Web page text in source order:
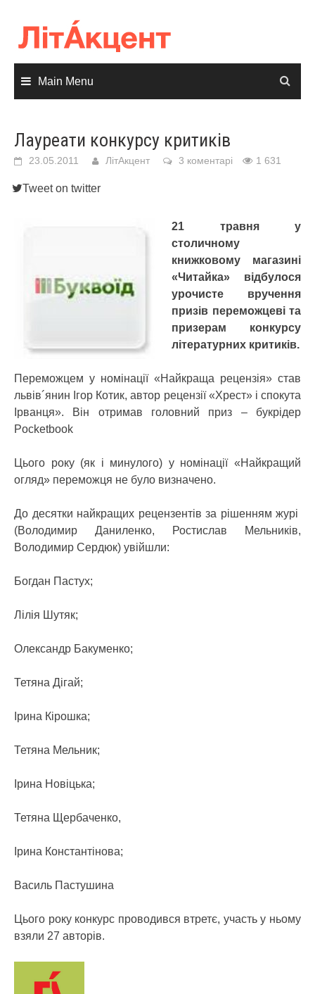
content
Main Menu
Лауреати конкурсу критиків
23.05.2011 ЛітАкцент 3 коментарі 1 631
Tweet on twitter
21 травня у
столичному
книжковому магазині
«Читайка» відбулося
урочисте вручення
призів переможцеві та
призерам конкурсу
літературних критиків.
Переможцем у номінації «Найкраща рецензія» став
львів´янин Ігор Котик, автор рецензії «Хрест» і спокута
Ірванця». Він отримав головний приз – букрідер
Pocketbook
Цього року (як і минулого) у номінації «Найкращий
огляд» переможця не було визначено.
До десятки найкращих рецензентів за рішенням журі
(Володимир Даниленко, Ростислав Мельників,
Володимир Сердюк) увійшли:
Богдан Пастух;
Лілія Шутяк;
Олександр Бакуменко;
Тетяна Дігай;
Ірина Кірошка;
Тетяна Мельник;
Ірина Новіцька;
Тетяна Щербаченко,
Ірина Константінова;
Василь Пастушина
Цього року конкурс проводився втретє, участь у ньому
взяли 27 авторів.